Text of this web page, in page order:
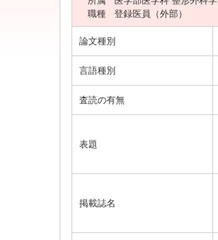
職種
登録医員（外部）
論文種別
言語種別
査読の有無
表題
掲載誌名